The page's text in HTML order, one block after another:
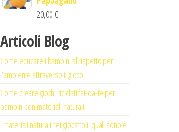
20,00 €
Articoli Blog
Come educare i bambini al rispetto per
l’ambiente attraverso il gioco
Come creare giochi riciclati fai-da-te per
bambini con materiali naturali
I materiali naturali nei giocattoli: quali sono e